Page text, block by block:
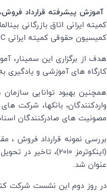
آموزش پیشرفته قرارداد
کمیته ایرانی اتاق بازرگانی
کمیسیون حقوقی کمیته ایرانی
هدف از برگزاری این سمینار،
کارگاه های آموزشی و یادگیری
همچنین بهبود توانایی
واردکنندگان، بانک­ها،
مصونیت های صادرکنندگان
بررسی نمونه قرارداد فروش ،
(اینکوترمز 2010)،
عنوان شد.
در روز دوم این نشست شرکت